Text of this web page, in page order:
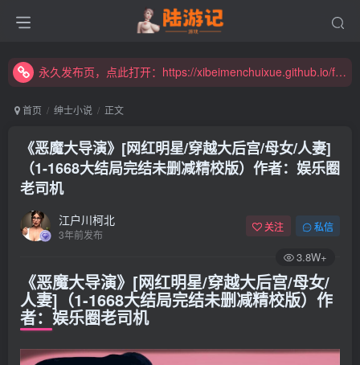
永久发布页，点此打开：https://xibeimenchuixue.github.io/fabuye/
永久发布页，点此打开：https://xibeimenchuixue.github.io/fabuye/
首页 绅士小说 正文
《恶魔大导演》[网红明星/穿越大后宫/母女/人妻]
（1-1668大结局完结未删减精校版）作者：娱乐圈
老司机
江户川柯北
3年前发布
关注 私信
3.8W+
《恶魔大导演》[网红明星/穿越大后宫/母女/
人妻]（1-1668大结局完结未删减精校版）作
者：娱乐圈老司机